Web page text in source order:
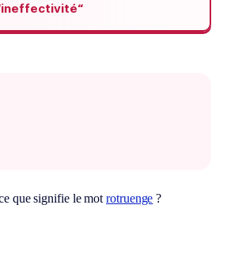
que signifie le motrotruenge ?